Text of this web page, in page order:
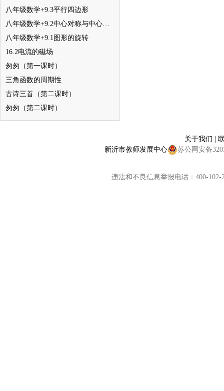
八年级数学+9.3平行四边形
八年级数学+9.2中心对称与中心对称图形
八年级数学+9.1图形的旋转
16.2电流的磁场
匆匆（第一课时）
三角函数的周期性
古诗三首（第二课时）
匆匆（第二课时）
关于我们 |
新沂市教师发展中心
苏公网安备
违法和不良信息举报电话：400-